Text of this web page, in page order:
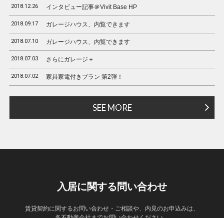
2018.12.26 インタビュー記事＠Vivit Base HP
2018.09.17 ガレージハウス、内覧できます
2018.07.10 ガレージハウス、内覧できます
2018.07.03 さらにガレージ＋
2018.07.02 家具家電付きプラン 第2弾！
SEE MORE
入居に関する問い合わせ
賃貸契約に関するお問い合わせ・ご相談や、内見のお申込みは、